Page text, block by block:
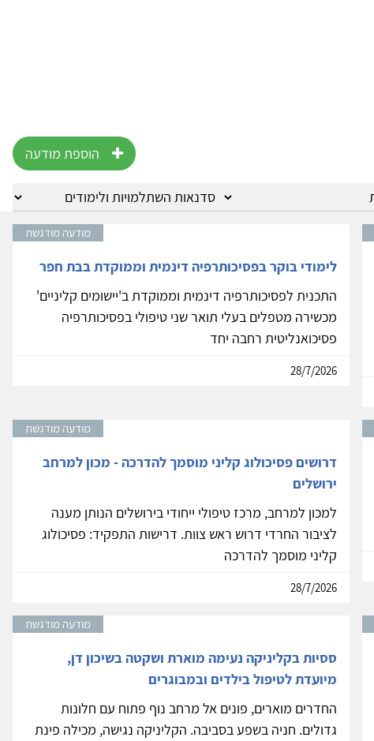
הוספת מודעה
מודעה מודגשת
לימודי בוקר בפסיכותרפיה דינמית וממוקדת בבת חפר
התכנית לפסיכותרפיה דינמית וממוקדת ב'יישומים קליניים'
מכשירה מטפלים בעלי תואר שני טיפולי בפסיכותרפיה
פסיכואנליטית רחבה יחד
28/7/2026
מודעה מודגשת
דרושים פסיכולוג קליני מוסמך להדרכה - מכון למרחב
ירושלים
למכון למרחב, מרכז טיפולי ייחודי בירושלים הנותן מענה
לציבור החרדי דרוש ראש צוות. דרישות התפקיד: פסיכולוג
קליני מוסמך להדרכה
28/7/2026
מודעה מודגשת
ססיות בקליניקה נעימה מוארת ושקטה בשיכון דן,
מיועדת לטיפול בילדים ובמבוגרים
החדרים מוארים, פונים אל מרחב נוף פתוח עם חלונות
גדולים. חניה בשפע בסביבה. הקליניקה נגישה, מכילה פינת